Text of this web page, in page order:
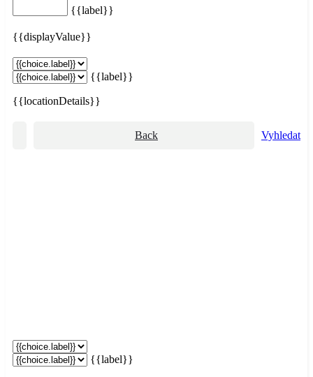
{{label}}
{{displayValue}}
{{label}}
{{locationDetails}}
Vyhledat
Back
{{label}}